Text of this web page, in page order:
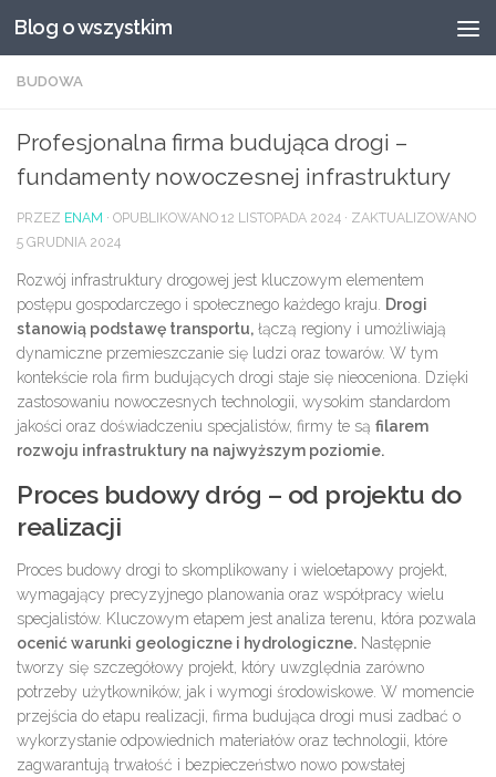
Przeskocz do treści
Blog o wszystkim
BUDOWA
Profesjonalna firma budująca drogi –
fundamenty nowoczesnej infrastruktury
PRZEZ ENAM · OPUBLIKOWANO 12 LISTOPADA 2024 · ZAKTUALIZOWANO
5 GRUDNIA 2024
Rozwój infrastruktury drogowej jest kluczowym elementem
postępu gospodarczego i społecznego każdego kraju. Drogi
stanowią podstawę transportu, łączą regiony i umożliwiają
dynamiczne przemieszczanie się ludzi oraz towarów. W tym
kontekście rola firm budujących drogi staje się nieoceniona. Dzięki
zastosowaniu nowoczesnych technologii, wysokim standardom
jakości oraz doświadczeniu specjalistów, firmy te są filarem
rozwoju infrastruktury na najwyższym poziomie.
Proces budowy dróg – od projektu do
realizacji
Proces budowy drogi to skomplikowany i wieloetapowy projekt,
wymagający precyzyjnego planowania oraz współpracy wielu
specjalistów. Kluczowym etapem jest analiza terenu, która pozwala
ocenić warunki geologiczne i hydrologiczne. Następnie
tworzy się szczegółowy projekt, który uwzględnia zarówno
potrzeby użytkowników, jak i wymogi środowiskowe. W momencie
przejścia do etapu realizacji, firma budująca drogi musi zadbać o
wykorzystanie odpowiednich materiałów oraz technologii, które
zagwarantują trwałość i bezpieczeństwo nowo powstałej